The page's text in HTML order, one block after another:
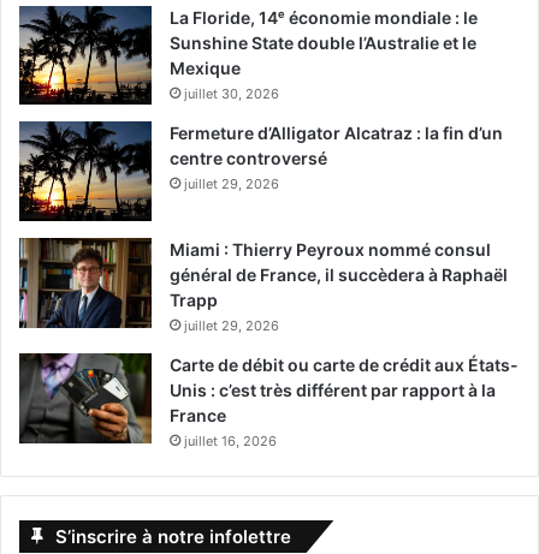
La Floride, 14ᵉ économie mondiale : le
Sunshine State double l’Australie et le
Mexique
juillet 30, 2026
Fermeture d’Alligator Alcatraz : la fin d’un
centre controversé
juillet 29, 2026
Miami : Thierry Peyroux nommé consul
général de France, il succèdera à Raphaël
Trapp
juillet 29, 2026
Carte de débit ou carte de crédit aux États-
Unis : c’est très différent par rapport à la
France
juillet 16, 2026
S’inscrire à notre infolettre